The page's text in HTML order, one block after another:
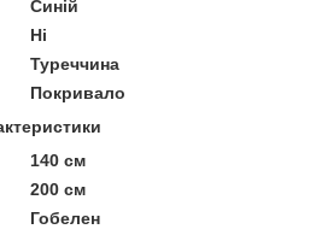
Синій
Ні
Туреччина
Покривало
140 см
200 см
Гобелен